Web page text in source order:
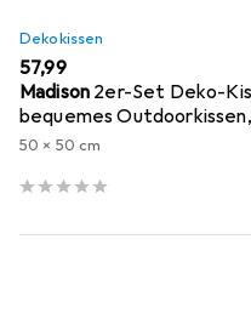
Dekokissen
EUR
57,99
Madison 2er-Set Deko-
bequemes
50 x 50 cm